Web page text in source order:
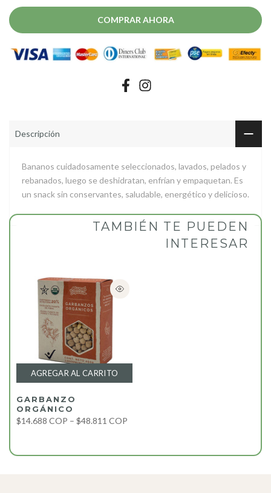
COMPRAR AHORA
Descripción
Bananos cuidadosamente seleccionados, lavados, pelados y
rebanados, luego se deshidratan, enfrían y empaquetan. Es
un snack sin conservantes, saludable, energético y delicioso.
TAMBIÉN TE PUEDEN
INTERESAR
AGREGAR AL CARRITO
GARBANZO
ORGÁNICO
$14.688 COP – $48.811 COP